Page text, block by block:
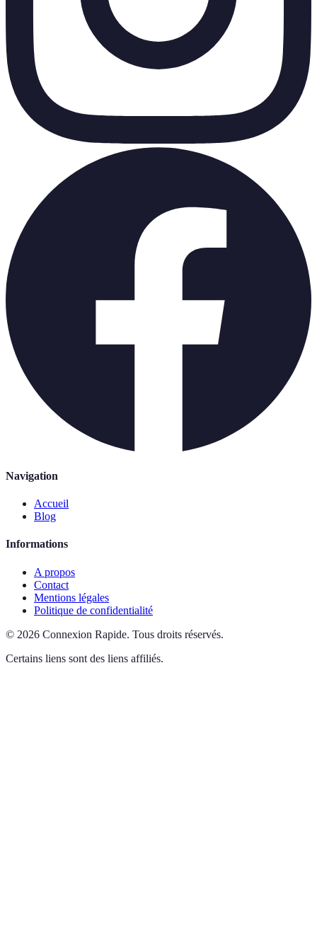
Navigation
Accueil
Blog
Informations
A propos
Contact
Mentions légales
Politique de confidentialité
© 2026 Connexion Rapide. Tous droits réservés.
Certains liens sont des liens affiliés.